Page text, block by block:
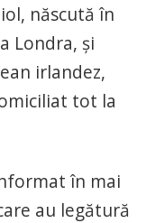
născută în
Londra, și
irlandez,
tot la
în mai
au legătură